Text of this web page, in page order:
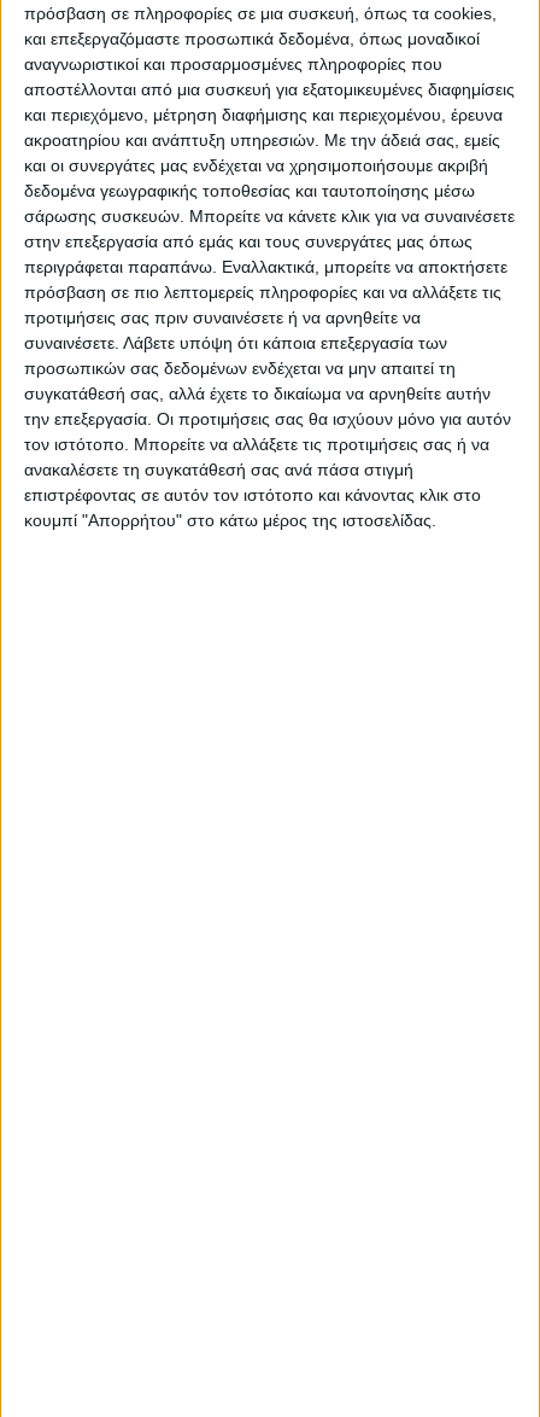
πρόσβαση σε πληροφορίες σε μια συσκευή, όπως τα cookies,
και επεξεργαζόμαστε προσωπικά δεδομένα, όπως μοναδικοί
αναγνωριστικοί και προσαρμοσμένες πληροφορίες που
αποστέλλονται από μια συσκευή για εξατομικευμένες διαφημίσεις
και περιεχόμενο, μέτρηση διαφήμισης και περιεχομένου, έρευνα
ακροατηρίου και ανάπτυξη υπηρεσιών. Με την άδειά σας, εμείς
και οι συνεργάτες μας ενδέχεται να χρησιμοποιήσουμε ακριβή
δεδομένα γεωγραφικής τοποθεσίας και ταυτοποίησης μέσω
σάρωσης συσκευών. Μπορείτε να κάνετε κλικ για να συναινέσετε
στην επεξεργασία από εμάς και τους συνεργάτες μας όπως
περιγράφεται παραπάνω. Εναλλακτικά, μπορείτε να αποκτήσετε
πρόσβαση σε πιο λεπτομερείς πληροφορίες και να αλλάξετε τις
προτιμήσεις σας πριν συναινέσετε ή να αρνηθείτε να
συναινέσετε. Λάβετε υπόψη ότι κάποια επεξεργασία των
προσωπικών σας δεδομένων ενδέχεται να μην απαιτεί τη
συγκατάθεσή σας, αλλά έχετε το δικαίωμα να αρνηθείτε αυτήν
την επεξεργασία. Οι προτιμήσεις σας θα ισχύουν μόνο για αυτόν
τον ιστότοπο. Μπορείτε να αλλάξετε τις προτιμήσεις σας ή να
ανακαλέσετε τη συγκατάθεσή σας ανά πάσα στιγμή
επιστρέφοντας σε αυτόν τον ιστότοπο και κάνοντας κλικ στο
κουμπί "Απορρήτου" στο κάτω μέρος της ιστοσελίδας.
Ακολούθησε την εφημερίδα ΝΕΟΣ
ΑΓΩΝ στο Google News!
Όλες οι εξελίξεις στην περιοχή της
Καρδίτσας και ευρύτερα της Θεσσαλίας
ΠΡΟΗΓΟΥΜΕΝΟ ΑΡΘΡΟ
Από τις δύο εβδομάδες και το
τελεύταιο... μίλι, φθάνουμε
στα δύο χρόνια και βλέπουμε!
ΕΠΟΜΕΝΟ ΑΡΘΡΟ
Αναστολή της δια ζώσης
λειτουργίας του
νηπιαγωγείου Πεδινού
ΝΕΟΣ ΑΓΩΝ